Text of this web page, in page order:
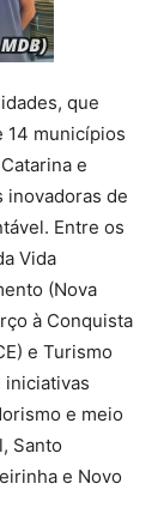
que
14 municípios
e
inovadoras de
Entre os
Vida
(Nova
à Conquista
e Turismo
iniciativas
e meio
Santo
e Novo